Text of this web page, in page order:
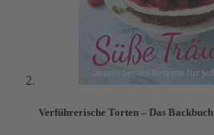
Verführerische Torten – Das Backbuch